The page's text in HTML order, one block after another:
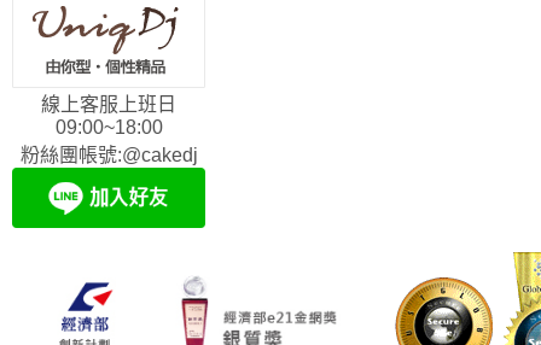
線上客服上班日
09:00~18:00
粉絲團帳號:@cakedj